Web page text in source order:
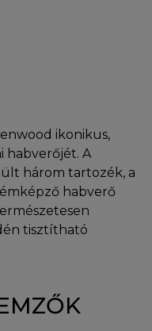
ikonikus,
habverőjét. A
három tartozék, a
habverő
tisztítható